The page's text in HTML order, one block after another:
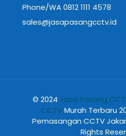
Phone/WA 0812 1111 4578
sales@jasapasangcctv.id
© 2024 Jasa Pasang
CCTVMurah Terbaru
Pemasangan CCTV
Rights